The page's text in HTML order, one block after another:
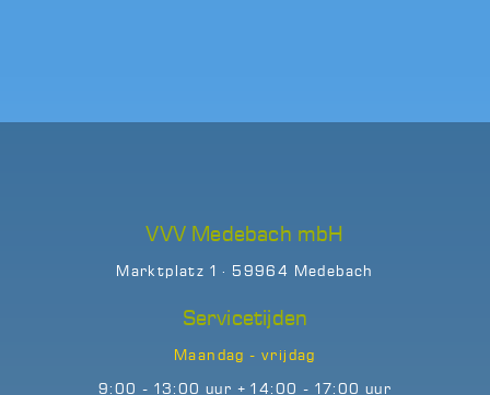
VVV Medebach mbH
Marktplatz 1 · 59964 Medebach
Servicetijden
Maandag - vrijdag
9:00 - 13:00 uur + 14:00 - 17:00 uur